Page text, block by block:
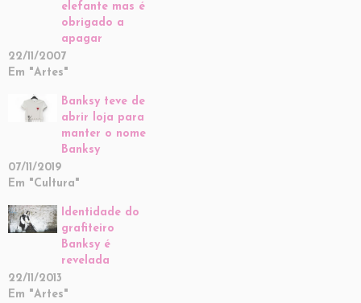
elefante mas é
obrigado a
apagar
22/11/2007
Em "Artes"
Banksy teve de
abrir loja para
manter o nome
Banksy
07/11/2019
Em "Cultura"
Identidade do
grafiteiro
Banksy é
revelada
22/11/2013
Em "Artes"